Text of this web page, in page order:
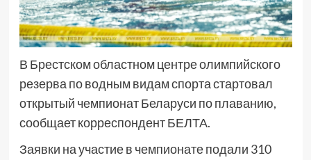
В Брестском областном центре олимпийского
резерва по водным видам спорта стартовал
открытый чемпионат Беларуси по плаванию,
сообщает корреспондент БЕЛТА.
Заявки на участие в чемпионате подали 310